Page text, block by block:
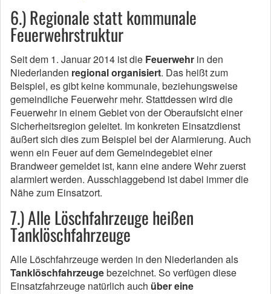
6.) Regionale statt kommunale
Feuerwehrstruktur
Seit dem 1. Januar 2014 ist die Feuerwehr in den
Niederlanden regional organisiert. Das heißt zum
Beispiel, es gibt keine kommunale, beziehungsweise
gemeindliche Feuerwehr mehr. Stattdessen wird die
Feuerwehr in einem Gebiet von der Oberaufsicht einer
Sicherheitsregion geleitet. Im konkreten Einsatzdienst
äußert sich dies zum Beispiel bei der Alarmierung. Auch
wenn ein Feuer auf dem Gemeindegebiet einer
Brandweer gemeldet ist, kann eine andere Wehr zuerst
alarmiert werden. Ausschlaggebend ist dabei immer die
Nähe zum Einsatzort.
7.) Alle Löschfahrzeuge heißen
Tanklöschfahrzeuge
Alle Löschfahrzeuge werden in den Niederlanden als
Tanklöschfahrzeugebezeichnet. So verfügen diese
Einsatzfahrzeuge natürlich auch über eine